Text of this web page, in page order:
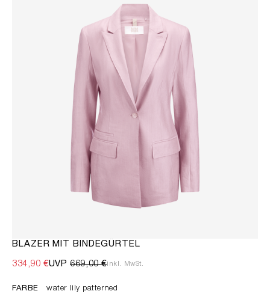
BLAZER MIT BINDEGÜRTEL
334,90 €UVP669,00 €inkl. MwSt.
FARBE water lily patterned